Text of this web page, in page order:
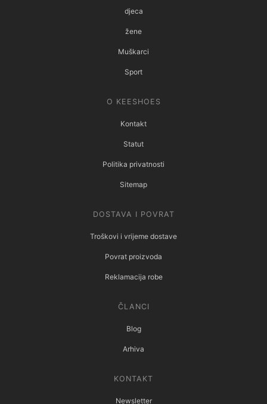
djeca
žene
Muškarci
Sport
O KEESHOES
Kontakt
Statut
Politika privatnosti
Sitemap
DOSTAVA I POVRAT
Troškovi i vrijeme dostave
Povrat proizvoda
Reklamacija robe
ČLANCI
Blog
Arhiva
KONTAKT
Newsletter